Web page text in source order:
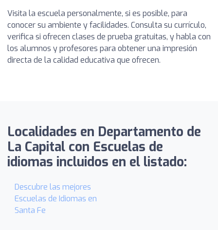
Visita la escuela personalmente, si es posible, para
conocer su ambiente y facilidades. Consulta su currículo,
verifica si ofrecen clases de prueba gratuitas, y habla con
los alumnos y profesores para obtener una impresión
directa de la calidad educativa que ofrecen.
Localidades en Departamento de
La Capital con Escuelas de
idiomas incluidos en el listado:
Descubre las mejores
Escuelas de Idiomas en
Santa Fe